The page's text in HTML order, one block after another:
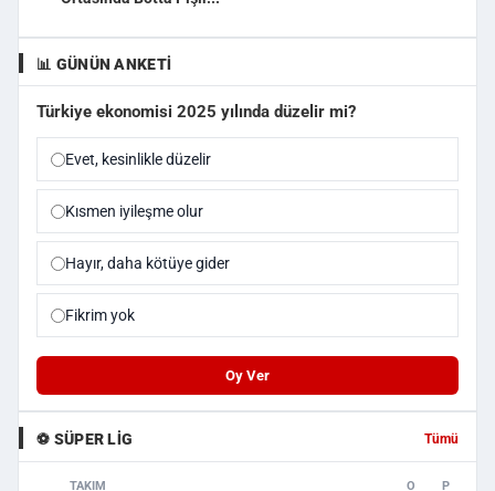
📊 GÜNÜN ANKETI
Türkiye ekonomisi 2025 yılında düzelir mi?
Evet, kesinlikle düzelir
Kısmen iyileşme olur
Hayır, daha kötüye gider
Fikrim yok
Oy Ver
⚽ SÜPER LIG Tümü
TAKIM O P